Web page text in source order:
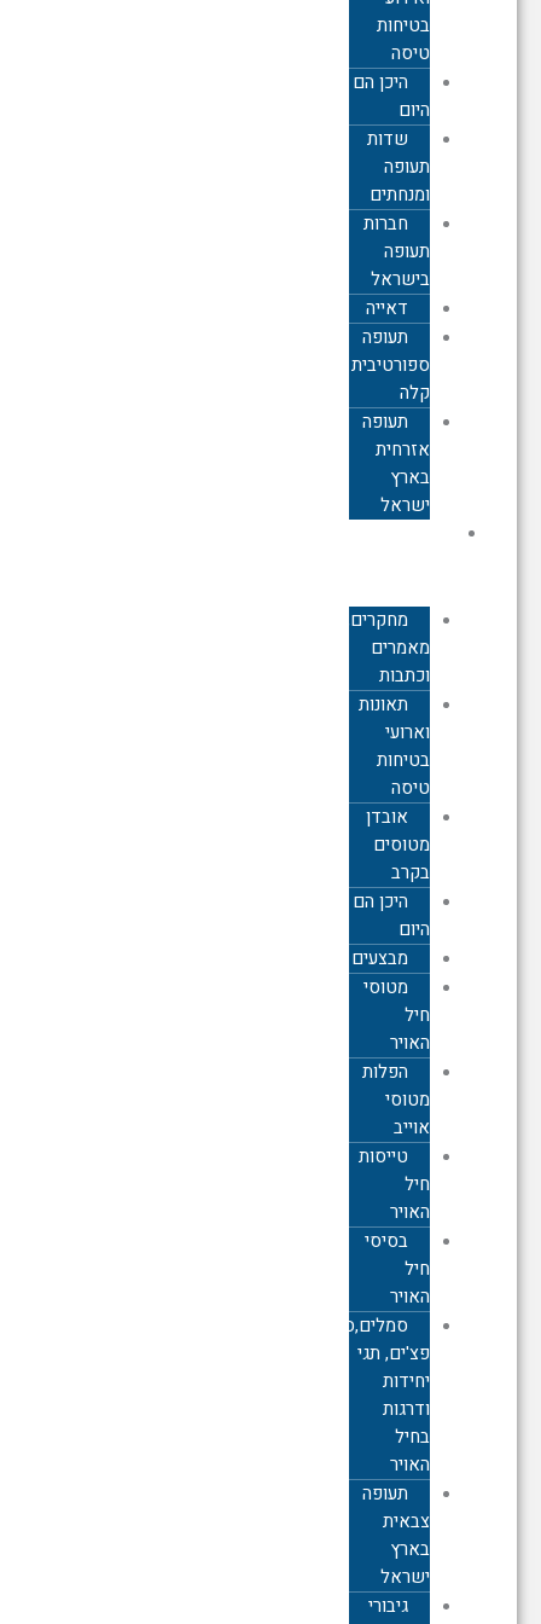
בטיחות
טיסה
היכן הם
היום
שדות
תעופה
ומנחתים
חברות
תעופה
בישראל
דאייה
תעופה
ספורטיבית
קלה
תעופה
אזרחית
בארץ
ישראל
מחקרים,
מאמרים
וכתבות
תאונות
וארועי
בטיחות
טיסה
אובדן
מטוסים
בקרב
היכן הם
היום
מבצעים
מטוסי
חיל
האויר
הפלות
מטוסי
אוייב
טייסות
חיל
האויר
בסיסי
חיל
האויר
סמלים,סיכות,
פצ'ים, תגי
יחידות
ודרגות
בחיל
האויר
תעופה
צבאית
בארץ
ישראל
גיבורי